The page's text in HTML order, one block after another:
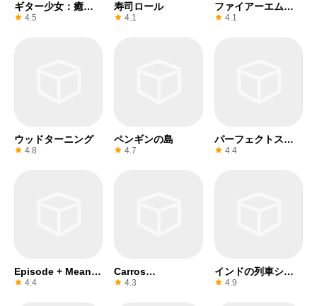
ギター少女：癒し
系音楽ゲーム
4.5
寿司ロール
4.1
ファイアーエムブ
レム
4.1
ウッドターニング
4.8
ペンギンの島
4.7
パーフェクトスラ
イス
4.4
Episode + Mean
Girls: Sr Year
4.4
Carros
Rebaixados Brasil
4.3
インドの列車シミ
ュレータ
4.9